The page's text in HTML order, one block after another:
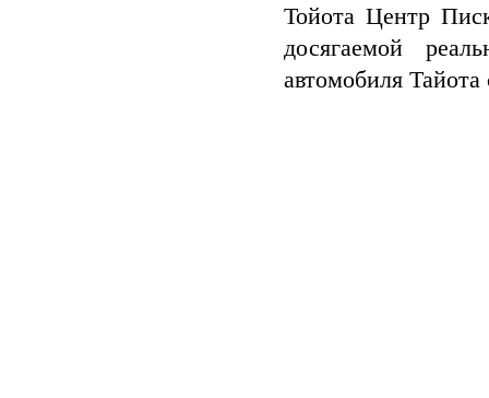
Тойота Центр
досягаемой
автомобиля